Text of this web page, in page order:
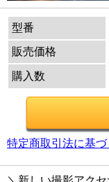
型番
販売価格
購入数
特定商取引法に基